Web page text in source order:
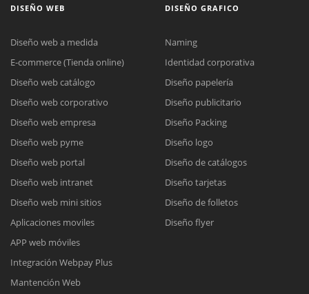
DISEÑO WEB
Diseño web a medida
E-commerce (Tienda online)
Diseño web catálogo
Diseño web corporativo
Diseño web empresa
Diseño web pyme
Diseño web portal
Diseño web intranet
Diseño web mini sitios
Aplicaciones moviles
APP web móviles
Integración Webpay Plus
Mantención Web
DISEÑO GRAFICO
Naming
Identidad corporativa
Diseño papelería
Diseño publicitario
Diseño Packing
Diseño logo
Diseño de catálogos
Diseño tarjetas
Diseño de folletos
Diseño flyer